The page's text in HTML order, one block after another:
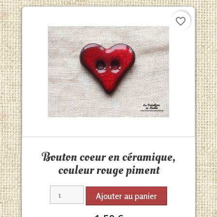
Bouton coeur en céramique,
couleur rouge piment
Ajouter au panier
favorite_border